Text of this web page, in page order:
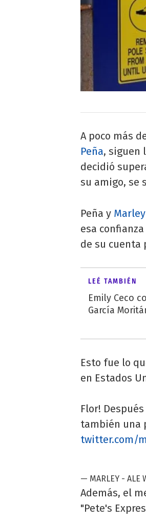
A poco más
Peña, siguen
decidió
su amigo, se
Peña y Marley
esa
de su cuenta
LEÉ TAMBIÉN
Emily Ceco
García
Esto fue lo
en Estados
Flor!
también una
twitter.com/
— MARLEY - ALE
Además, el
"Pete's